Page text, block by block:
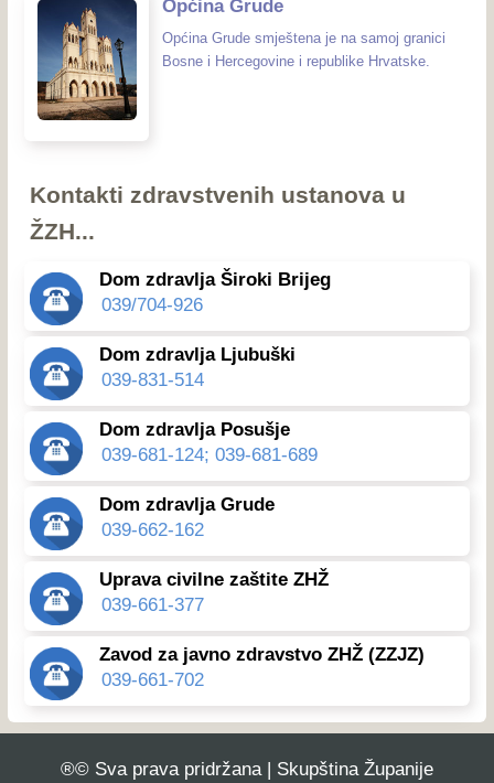
Općina Grude
Općina Grude smještena je na samoj granici
Bosne i Hercegovine i republike Hrvatske.
Kontakti zdravstvenih ustanova u
ŽZH...
Dom zdravlja Široki Brijeg
039/704-926
Dom zdravlja Ljubuški
039-831-514
Dom zdravlja Posušje
039-681-124; 039-681-689
Dom zdravlja Grude
039-662-162
Uprava civilne zaštite ZHŽ
039-661-377
Zavod za javno zdravstvo ZHŽ (ZZJZ)
039-661-702
®© Sva prava pridržana | Skupština Županije